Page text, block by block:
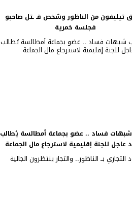
تيليفون من الناظور وشخص قـ ـتل صاحبو
فجلسة خمرية
فساد .. عضو بجماعة أمطالسة يُطالب
عاجل للجنة إقليمية لاسترجاع مال الجماعة